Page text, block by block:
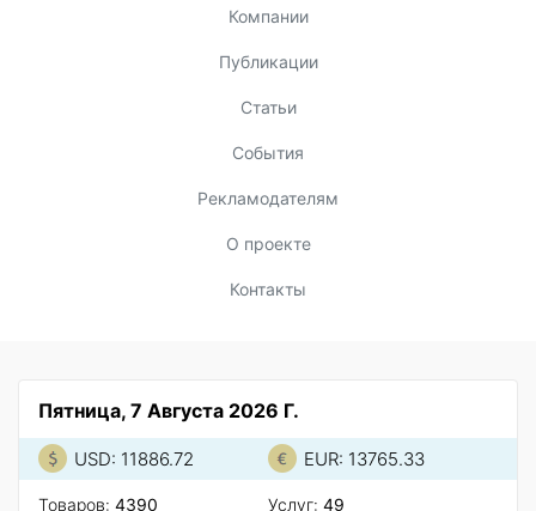
Компании
Публикации
Статьи
События
Рекламодателям
О проекте
Контакты
Пятница, 7 Августа 2026 Г.
USD: 11886.72 EUR: 13765.33
Товаров: 4390
Услуг: 49